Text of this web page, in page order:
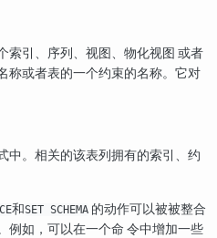
索引、序列、视图、物化视图 或者
称或者表的一个约束的名称。它对
中。相关的该表列拥有的索引、约
和SET SCHEMA 的动作可以被被整合
例如，可以在一个命 令中增加一些